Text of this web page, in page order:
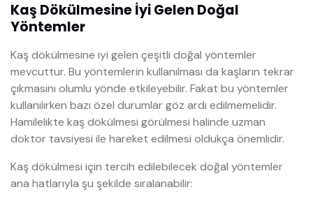
Kaş Dökülmesine İyi Gelen Doğal
Yöntemler
Kaş dökülmesine iyi gelen çeşitli doğal yöntemler
mevcuttur. Bu yöntemlerin kullanılması da kaşların tekrar
çıkmasını olumlu yönde etkileyebilir. Fakat bu yöntemler
kullanılırken bazı özel durumlar göz ardı edilmemelidir.
Hamilelikte kaş dökülmesi görülmesi halinde uzman
doktor tavsiyesi ile hareket edilmesi oldukça önemlidir.
Kaş dökülmesi için tercih edilebilecek doğal yöntemler
ana hatlarıyla şu şekilde sıralanabilir: